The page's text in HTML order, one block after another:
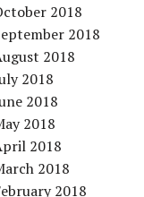
2018
2018
2018
2018
2018
2018
2018
2018
2018